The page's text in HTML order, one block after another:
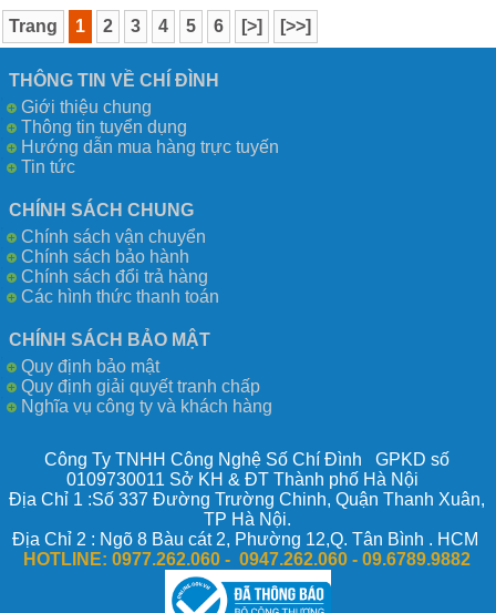
Trang 1 2 3 4 5 6 [>] [>>]
THÔNG TIN VỀ CHÍ ĐÌNH
Giới thiệu chung
Thông tin tuyển dụng
Hướng dẫn mua hàng trực tuyến
Tin tức
CHÍNH SÁCH CHUNG
Chính sách vận chuyển
Chính sách bảo hành
Chính sách đổi trả hàng
Các hình thức thanh toán
CHÍNH SÁCH BẢO MẬT
Quy định bảo mật
Quy định giải quyết tranh chấp
Nghĩa vụ công ty và khách hàng
Công Ty TNHH Công Nghệ Số Chí Đình GPKD số
0109730011 Sở KH & ĐT Thành phố Hà Nội
Địa Chỉ 1 :Số 337 Đường Trường Chinh, Quận Thanh Xuân,
TP Hà Nội.
Địa Chỉ 2 : Ngõ 8 Bàu cát 2, Phường 12,Q. Tân Bình . HCM
HOTLINE: 0977.262.060 - 0947.262.060 -09.6789.9882